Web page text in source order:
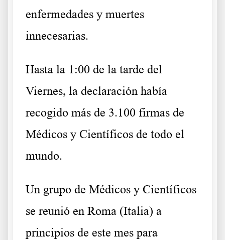
enfermedades y muertes
innecesarias.
Hasta la 1:00 de la tarde del
Viernes, la declaración había
recogido más de 3.100 firmas de
Médicos y Científicos de todo el
mundo.
Un grupo de Médicos y Científicos
se reunió en Roma (Italia) a
principios de este mes para